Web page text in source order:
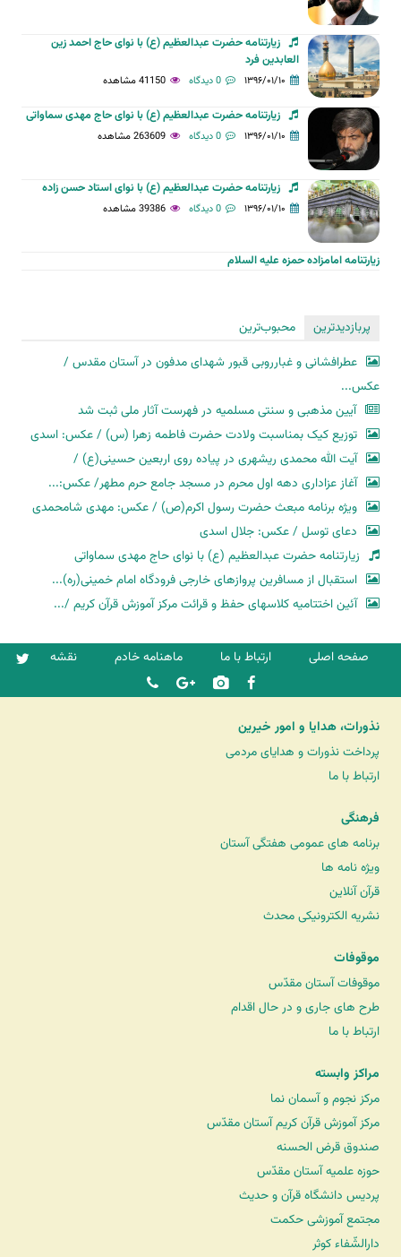
زیارتنامه حضرت عبدالعظیم (ع) با نوای حاج احمد زین
العابدین فرد
۱۳۹۶/۰۱/۱۰ 0 دیدگاه 41150 مشاهده
زیارتنامه حضرت عبدالعظیم (ع) با نوای حاج مهدی سماواتی
۱۳۹۶/۰۱/۱۰ 0 دیدگاه 263609 مشاهده
زیارتنامه حضرت عبدالعظیم (ع) با نوای استاد حسن زاده
۱۳۹۶/۰۱/۱۰ 0 دیدگاه 39386 مشاهده
زیارتنامه امامزاده حمزه علیه السلام
پربازدیدترین
محبوب‌ترین
عطرافشانی و غبارروبی قبور شهدای مدفون در آستان مقدس /
عکس...
آیین مذهبی و سنتی مسلمیه در فهرست آثار ملی ثبت شد
توزیع کیک بمناسبت ولادت حضرت فاطمه زهرا (س) / عکس: اسدی
آیت الله محمدی ریشهری در پیاده روی اربعین حسینی(ع) /
آغاز عزاداری دهه اول محرم در مسجد جامع حرم مطهر/ عکس:...
ویژه برنامه مبعث حضرت رسول اکرم(ص) / عکس: مهدی شامحمدی
دعای توسل / عکس: جلال اسدی
زیارتنامه حضرت عبدالعظیم (ع) با نوای حاج مهدی سماواتی
استقبال از مسافرین پروازهای خارجی فرودگاه امام خمینی(ره)...
آئین اختتامیه کلاسهای حفظ و قرائت مرکز آموزش قرآن کریم /...
صفحه اصلی ارتباط با ما ماهنامه خادم نقشه
نذورات، هدایا و امور خیرین
پرداخت نذورات و هدایای مردمی
ارتباط با ما
فرهنگی
برنامه های عمومی هفتگی آستان
ویژه نامه ها
قرآن آنلاین
نشریه الکترونیکی محدث
موقوفات
موقوفات آستان مقدّس
طرح های جاری و در حال اقدام
ارتباط با ما
مراکز وابسته
مرکز نجوم و آسمان نما
مرکز آموزش قرآن کریم آستان مقدّس
صندوق قرض الحسنه
حوزه علمیه آستان مقدّس
پردیس دانشگاه قرآن و حدیث
مجتمع آموزشی حکمت
دارالشّفاء کوثر